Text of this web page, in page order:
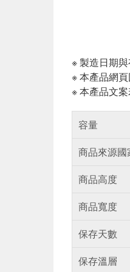
※ 製造日期
※ 本產品網
※ 本產品文
容量
商品來源國
商品高度
商品寬度
保存天數
保存溫層